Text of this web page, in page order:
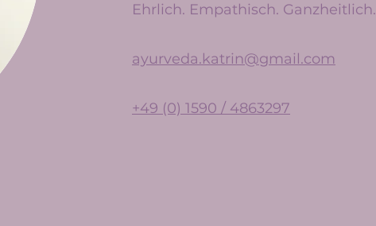
Ehrlich. Empathisch. Ganzheitlich.
ayurveda.katrin@gmail.com
+49 (0) 1590 / 4863297